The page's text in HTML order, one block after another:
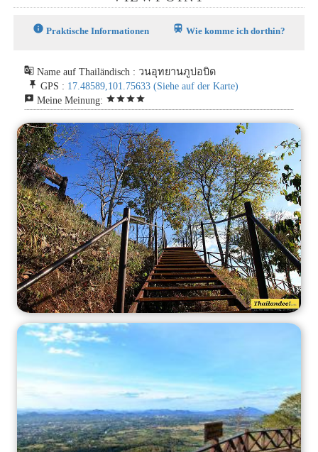
info Praktische Informationen train Wie komme ich dorthin?
g_translate Name auf Thailändisch : วนอุทยานภูบ่อบิด
push_pin GPS : 17.48589,101.75633 (Siehe auf der Karte)
reviews Meine Meinung: starstarstarstar